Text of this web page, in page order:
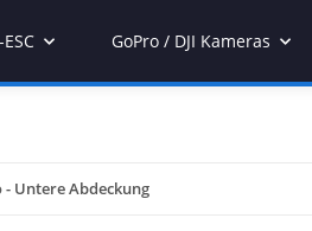
GoPro / DJI Kameras
- Untere Abdeckung